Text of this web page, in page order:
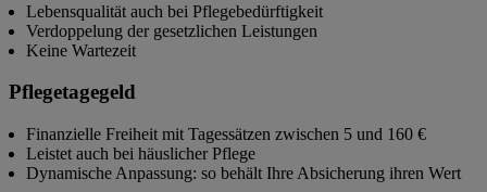
Lebensqualität auch bei Pflegebedürftigkeit
Verdoppelung der gesetzlichen Leistungen
Keine Wartezeit
Pflegetagegeld
Finanzielle Freiheit mit Tagessätzen zwischen 5 und 160 €
Leistet auch bei häuslicher Pflege
Dynamische Anpassung: so behält Ihre Absicherung ihren Wert